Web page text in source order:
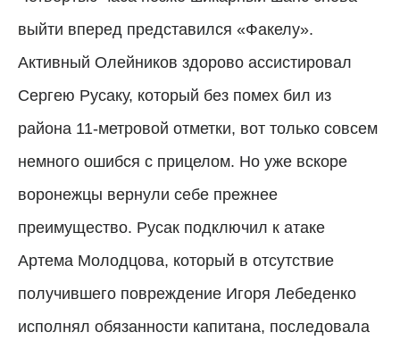
выйти вперед представился «Факелу».
Активный Олейников здорово ассистировал
Сергею Русаку, который без помех бил из
района 11-метровой отметки, вот только совсем
немного ошибся с прицелом. Но уже вскоре
воронежцы вернули себе прежнее
преимущество. Русак подключил к атаке
Артема Молодцова, который в отсутствие
получившего повреждение Игоря Лебеденко
исполнял обязанности капитана, последовала